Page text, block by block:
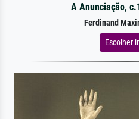
A Anunciação,
Ferdinand
Escolher